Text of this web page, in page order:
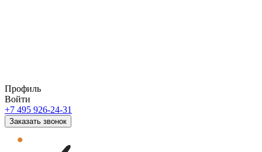
Профиль
Войти
+7 495 926-24-31
Заказать звонок